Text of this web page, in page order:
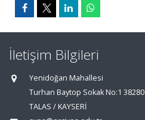
İletişim Bilgileri
Yenidoğan Mahallesi
Turhan Baytop Sokak No:1 38280
TALAS / KAYSERİ